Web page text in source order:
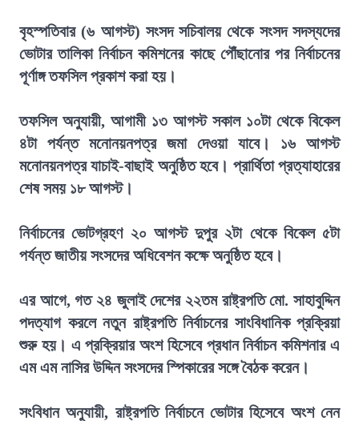
বৃহস্পতিবার (৬ আগস্ট) সংসদ সচিবালয় থেকে সংসদ সদস্যদের
ভোটার তালিকা নির্বাচন কমিশনের কাছে পৌঁছানোর পর নির্বাচনের
পূর্ণাঙ্গ তফসিল প্রকাশ করা হয়।
তফসিল অনুযায়ী, আগামী ১৩ আগস্ট সকাল ১০টা থেকে বিকেল
৪টা পর্যন্ত মনোনয়নপত্র জমা দেওয়া যাবে। ১৬ আগস্ট
মনোনয়নপত্র যাচাই-বাছাই অনুষ্ঠিত হবে। প্রার্থিতা প্রত্যাহারের
শেষ সময় ১৮ আগস্ট।
নির্বাচনের ভোটগ্রহণ ২০ আগস্ট দুপুর ২টা থেকে বিকেল ৫টা
পর্যন্ত জাতীয় সংসদের অধিবেশন কক্ষে অনুষ্ঠিত হবে।
এর আগে, গত ২৪ জুলাই দেশের ২২তম রাষ্ট্রপতি মো. সাহাবুদ্দিন
পদত্যাগ করলে নতুন রাষ্ট্রপতি নির্বাচনের সাংবিধানিক প্রক্রিয়া
শুরু হয়। এ প্রক্রিয়ার অংশ হিসেবে প্রধান নির্বাচন কমিশনার এ
এম এম নাসির উদ্দিন সংসদের স্পিকারের সঙ্গে বৈঠক করেন।
সংবিধান অনুযায়ী, রাষ্ট্রপতি নির্বাচনে ভোটার হিসেবে অংশ নেন